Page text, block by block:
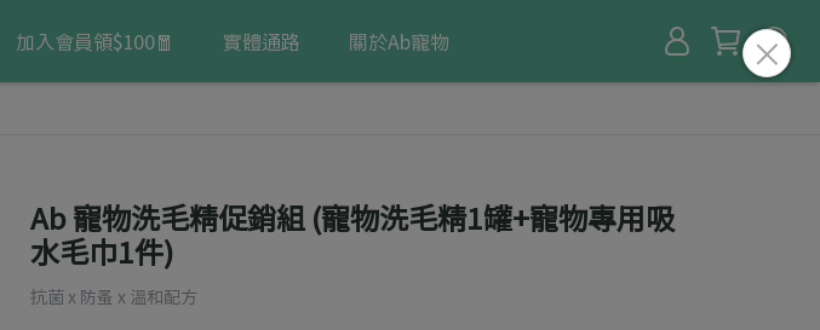
加入會員領$100🧧 實體通路 關於Ab寵物
Ab 寵物洗毛精促銷組 (寵物洗毛精1罐+寵物專用吸
水毛巾1件)
抗菌 x 防蚤 x 溫和配方